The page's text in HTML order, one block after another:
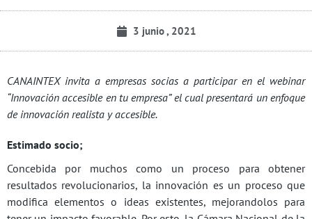
3 junio , 2021
CANAINTEX invita a empresas socias a participar en el webinar
“Innovación accesible en tu empresa” el cual presentará un enfoque
de innovación realista y accesible.
Estimado socio;
Concebida por muchos como un proceso para obtener
resultados revolucionarios, la innovación es un proceso que
modifica elementos o ideas existentes, mejorandolos para